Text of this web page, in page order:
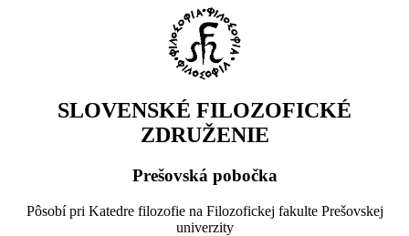
SLOVENSKÉ FILOZOFICKÉ
ZDRUŽENIE
Prešovská pobočka
Pôsobí pri Katedre filozofie na Filozofickej fakulte Prešovskej
univerzity